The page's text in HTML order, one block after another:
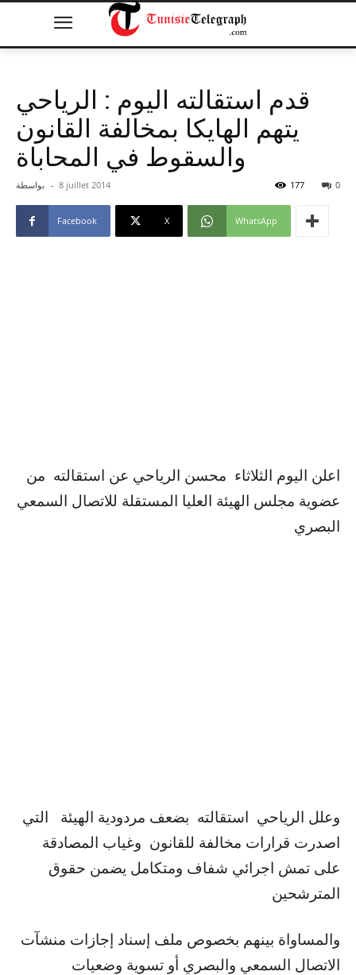
قدم استقالته اليوم : الرياحي
يتهم الهايكا بمخالفة القانون
والسقوط في المحاباة
بواسطة - 8 juillet 2014 0
177
Facebook X WhatsApp
اعلن اليوم الثلاثاء محسن الرياحي عن استقالته من
عضوية مجلس الهيئة العليا المستقلة للاتصال السمعي
البصري
وعلل الرياحي استقالته بضعف مردودية الهيئة التي
اصدرت قرارات مخالفة للقانون وغياب المصادقة
على تمش اجرائي شفاف ومتكامل يضمن حقوق
المترشحين
والمساواة بينهم بخصوص ملف إسناد إجازات منشآت
الاتصال السمعي والبصري أو تسوية وضعيات